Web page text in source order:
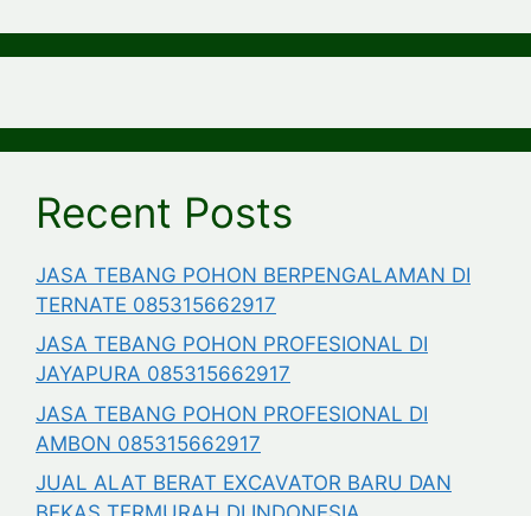
Recent Posts
JASA TEBANG POHON BERPENGALAMAN DI
TERNATE 085315662917
JASA TEBANG POHON PROFESIONAL DI
JAYAPURA 085315662917
JASA TEBANG POHON PROFESIONAL DI
AMBON 085315662917
JUAL ALAT BERAT EXCAVATOR BARU DAN